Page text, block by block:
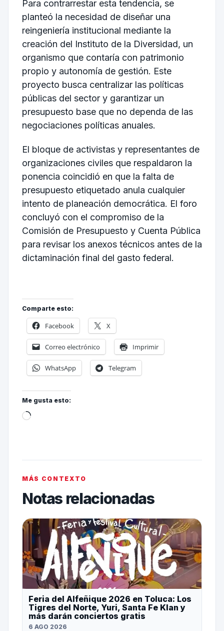
Para contrarrestar esta tendencia, se
planteó la necesidad de diseñar una
reingeniería institucional mediante la
creación del Instituto de la Diversidad, un
organismo que contaría con patrimonio
propio y autonomía de gestión. Este
proyecto busca centralizar las políticas
públicas del sector y garantizar un
presupuesto base que no dependa de las
negociaciones políticas anuales.
El bloque de activistas y representantes de
organizaciones civiles que respaldaron la
ponencia coincidió en que la falta de
presupuesto etiquetado anula cualquier
intento de planeación democrática. El foro
concluyó con el compromiso de la
Comisión de Presupuesto y Cuenta Pública
para revisar los anexos técnicos antes de la
dictaminación final del gasto federal.
Comparte esto:
Facebook X
Correo electrónico Imprimir
WhatsApp Telegram
Me gusta esto:
MÁS CONTEXTO
Notas relacionadas
Feria del Alfeñique 2026 en Toluca: Los
Tigres del Norte, Yuri, Santa Fe Klan y
más darán conciertos gratis
6 AGO 2026